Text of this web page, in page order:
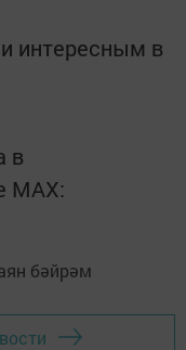
интересным в
в
MАХ: